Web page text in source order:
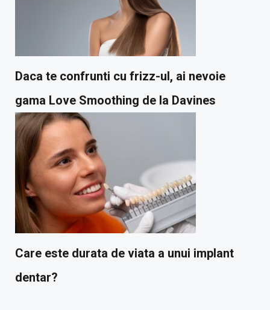
Daca te confrunti cu frizz-ul, ai nevoie
gama Love Smoothing de la Davines
Care este durata de viata a unui implant
dentar?